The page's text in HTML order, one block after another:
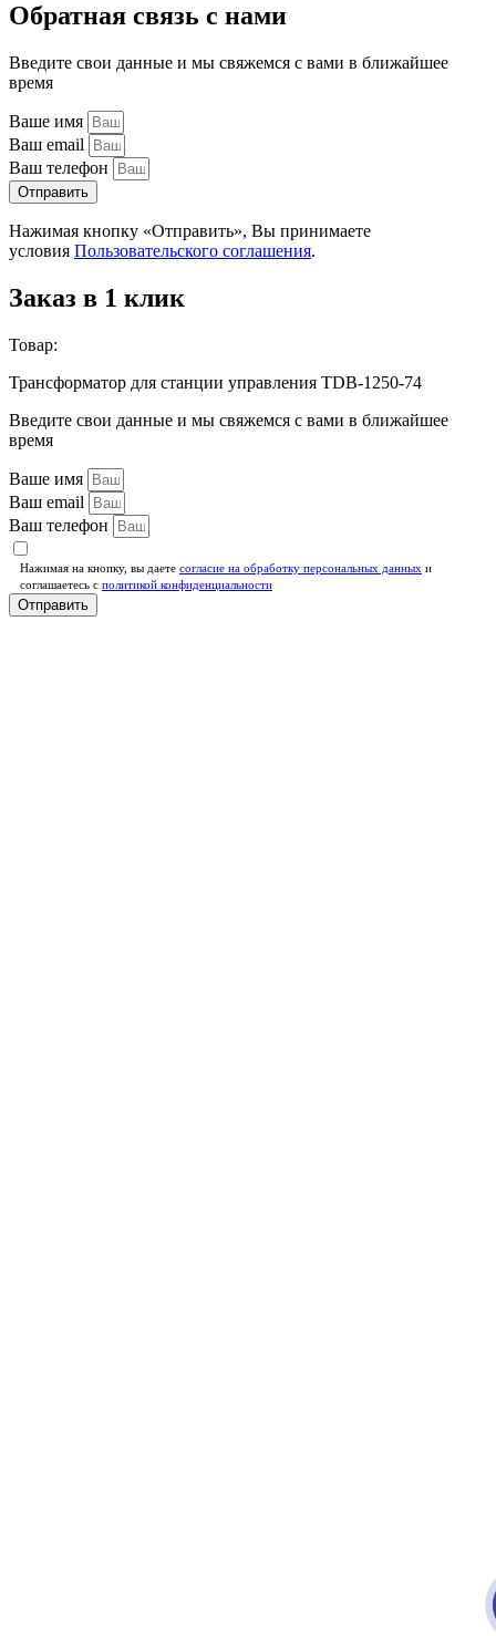
Обратная связь с нами
Введите свои данные и мы свяжемся с вами в ближайшее
время
Ваше имя
Ваш email
Ваш телефон
Отправить
Нажимая кнопку «Отправить», Вы принимаете
условия Пользовательского соглашения.
Заказ в 1 клик
Товар:
Трансформатор для станции управления TDB-1250-74
Введите свои данные и мы свяжемся с вами в ближайшее
время
Ваше имя
Ваш email
Ваш телефон
Нажимая на кнопку, вы даете согласие на обработку персональных данных и
соглашаетесь c политикой конфиденциальности
Отправить